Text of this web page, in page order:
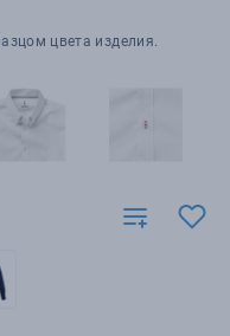
цвета изделия.